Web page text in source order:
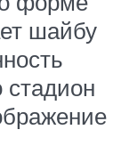
шайбу
стадион